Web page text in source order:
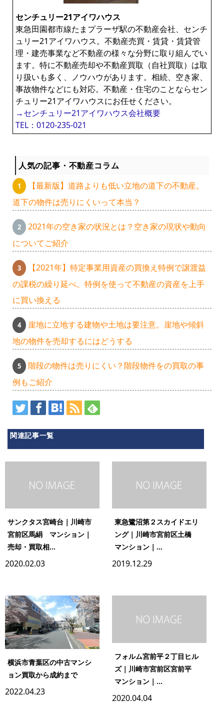
センチュリー21アイワハウス
東急田園都市線たまプラーザ駅の不動産会社、センチ
ュリー21アイワハウス。不動産売買・賃貸・賃貸管
理・建売事業など不動産の様々な分野に取り組んでい
ます。特に不動産売却や不動産買取（自社買取）は取
り扱いも多く、ノウハウがあります。相続、空き家、
事故物件などにも対応。不動産・住宅のことならセン
チュリー21アイワハウスにお任せください。
→センチュリー21アイワハウス会社概要
TEL：0120-235-021
人気の記事・不動産コラム
【最新版】道路よりも低い立地の道下の不動産。
道下の物件は売りにくいって本当？
2021年の空き家の状況とは？空き家の現状や動向
についてご紹介
【2021年】特定事業用資産の買換え特例で譲渡益
の課税の繰り延べ。特例を使って不動産の資産を上手
に買い換える
崖地に立地する建物や土地は要注意。崖地や傾斜
地の物件を売却するにはどうする
階段の物件は売りにくい？階段物件をの買取の事
例もご紹介
関連記事一覧
サンクタス宮崎台｜川崎市
宮前区馬絹 マンション｜
売却・買取相...
2020.02.03
東急鷺沼第２スカイドエリ
ング｜川崎市宮前区土橋
マンション｜...
2019.12.29
横浜市青葉区の中古マンシ
ョン買取から成約まで
2022.04.23
フォルム宮前平２丁目ヒル
ズ｜川崎市宮前区宮前平
マンション｜...
2020.04.04